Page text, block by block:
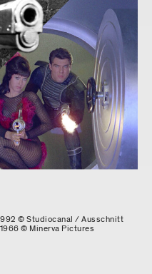
© Studiocanal / Ausschnitt
© Minerva Pictures